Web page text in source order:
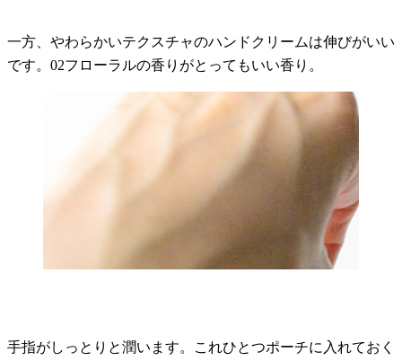
一方、やわらかいテクスチャのハンドクリームは伸びがいい
です。02フローラルの香りがとってもいい香り。
手指がしっとりと潤います。これひとつポーチに入れておく